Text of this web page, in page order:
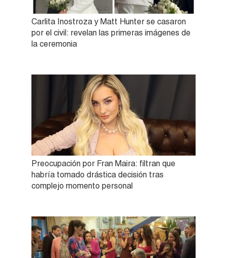
Carlita Inostroza y Matt Hunter se casaron
por el civil: revelan las primeras imágenes de
la ceremonia
Preocupación por Fran Maira: filtran que
habría tomado drástica decisión tras
complejo momento personal